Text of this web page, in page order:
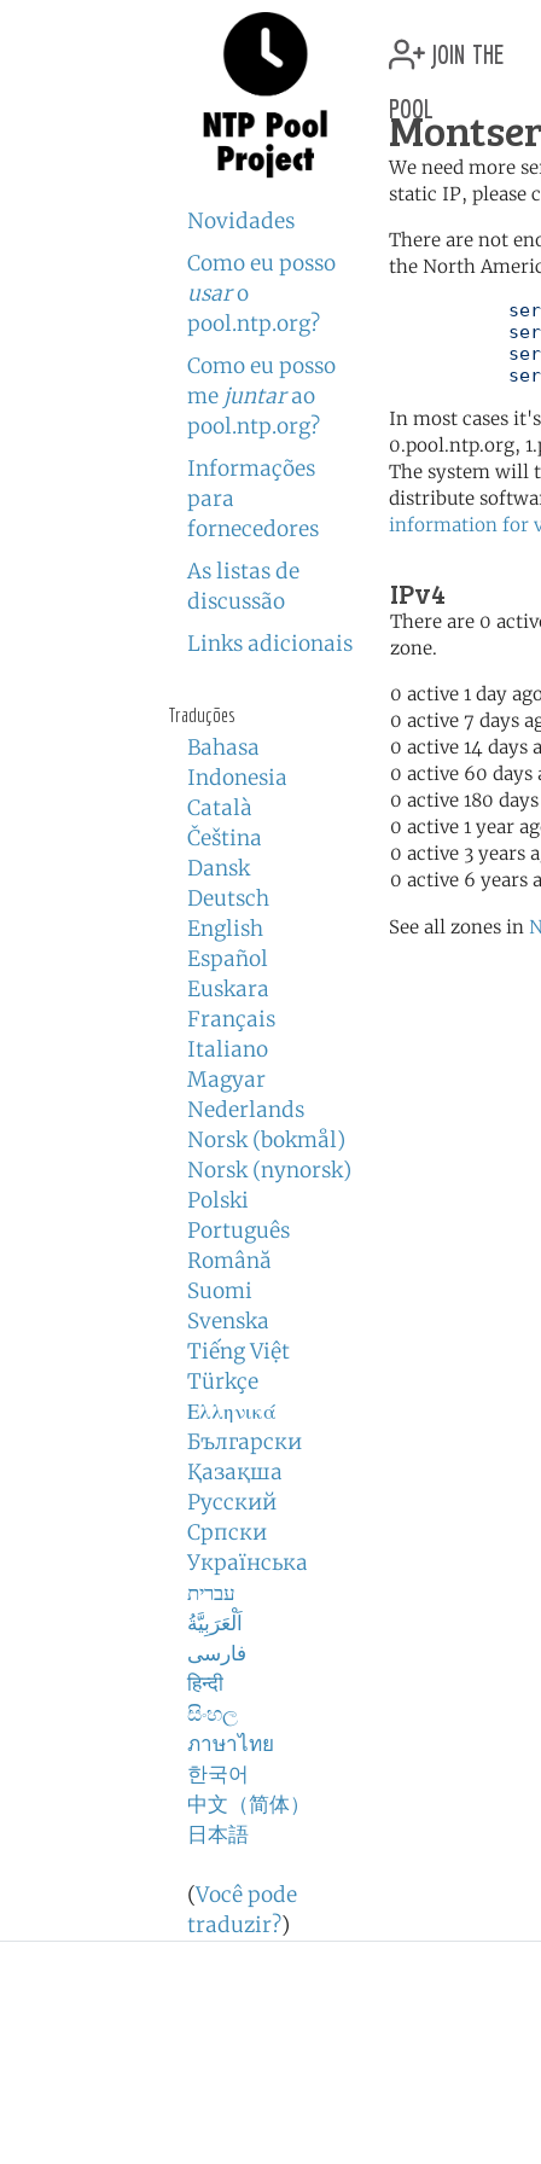
Novidades
Como eu posso
usaro
pool.ntp.org?
Como eu posso
me juntarao
pool.ntp.org?
Informações
para
fornecedores
As listas de
discussão
Links adicionais
Traduções
Bahasa
Indonesia
Català
Čeština
Dansk
Deutsch
English
Español
Euskara
Français
Italiano
Magyar
Nederlands
Norsk (bokmål)
Norsk (nynorsk)
Polski
Português
Română
Suomi
Svenska
Tiếng Việt
Türkçe
Ελληνικά
Български
Қазақша
Русский
Српски
Українська
עברית
اَلْعَرَبِيَّةُ
فارسی
हिन्दी
සිංහල
ภาษาไทย
한국어
中文（简体）
日本語
(Você pode
traduzir?)
join the
pool
We need more
static IP, please
There are not
the North
In most cases
0.pool.ntp.org,
The system will
distribute
information for
IPv4
There are 0
zone.
0 active 1 day
0 active 7 days
0 active 14 days
0 active 60 days
0 active 180
0 active 1 year
0 active 3 years
0 active 6 years
See all zones in